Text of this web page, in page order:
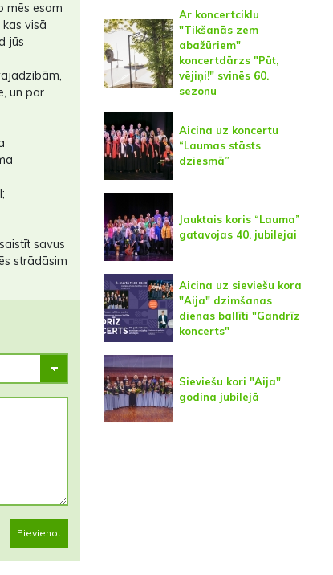
​​mēs esam
visā
jūs
un par
savus
strādāsim
Pievienot
Ar koncertciklu
"Tikšanās zem
abažūriem"
koncertdārzs "Pūt,
vējiņi!" svinēs 60.
sezonu
Aicina uz koncertu
“Laumas stāsts
dziesmā”
Jauktais koris “Lauma”
gatavojas 40. jubilejai
Aicina uz sieviešu kora
"Aija" dzimšanas
dienas ballīti "Gandrīz
koncerts"
Sieviešu kori "Aija"
godina jubilejā